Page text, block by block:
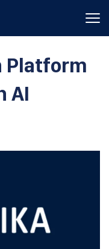
Platform
AI